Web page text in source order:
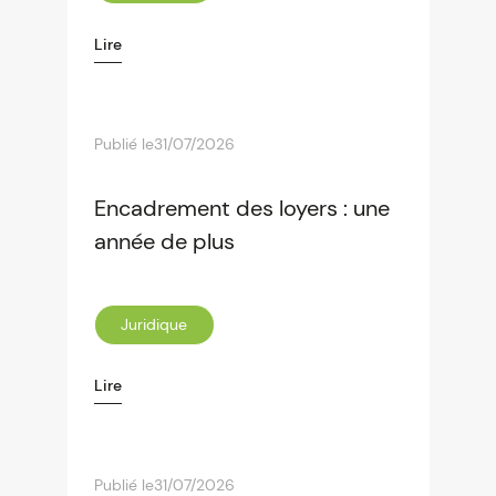
Lire
Publié le31/07/2026
Encadrement des loyers : une
année de plus
Juridique
Lire
Publié le31/07/2026